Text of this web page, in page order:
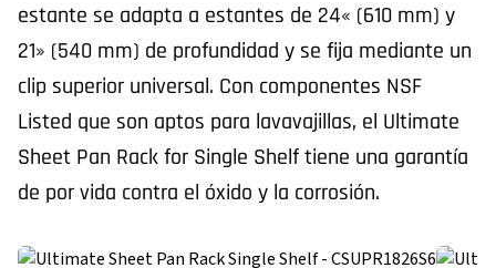
estante se adapta a estantes de 24« (610 mm) y
21» (540 mm) de profundidad y se fija mediante un
clip superior universal. Con componentes NSF
Listed que son aptos para lavavajillas, el Ultimate
Sheet Pan Rack for Single Shelf tiene una garantía
de por vida contra el óxido y la corrosión.